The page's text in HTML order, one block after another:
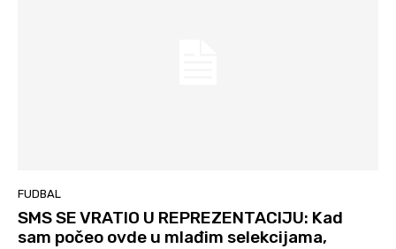
FUDBAL
SMS SE VRATIO U REPREZENTACIJU: Kad
sam počeo ovde u mlađim selekcijama,